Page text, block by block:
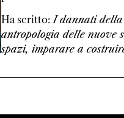
Ha scritto: I dannati della
antropologia delle nuove
spazi, imparare a